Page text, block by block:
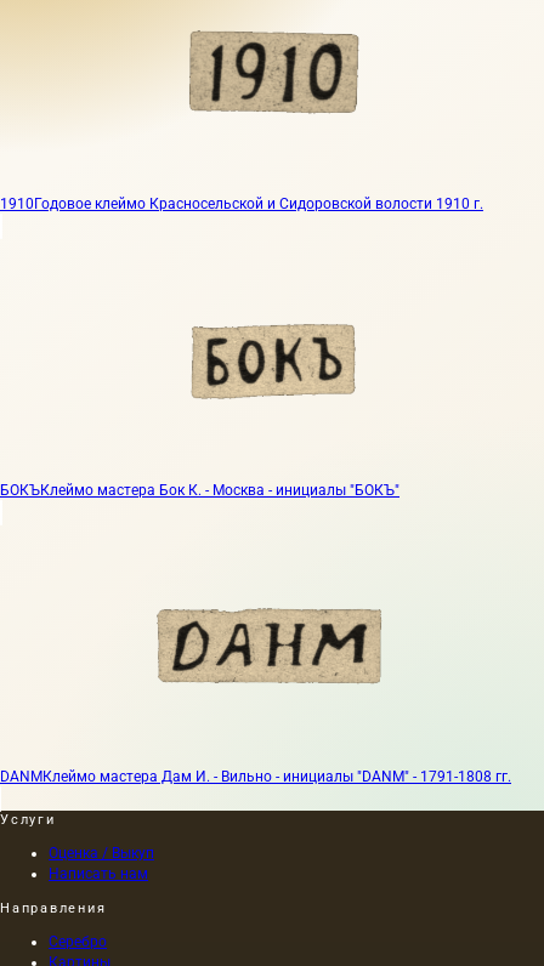
1910Годовое клеймо Красносельской и Сидоровской волости 1910 г.
БОКЪКлеймо мастера Бок К. - Москва - инициалы "БОКЪ"
DANMКлеймо мастера Дам И. - Вильно - инициалы "DANM" - 1791-1808 гг.
Услуги
Оценка / Выкуп
Написать нам
Направления
Серебро
Картины